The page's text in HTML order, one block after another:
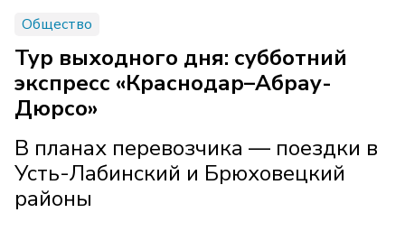
Общество
Тур выходного дня: субботний
экспресс «Краснодар–Абрау-
Дюрсо»
В планах перевозчика — поездки в
Усть-Лабинский и Брюховецкий
районы